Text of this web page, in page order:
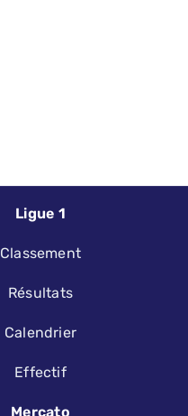
Ligue 1
Classement
Résultats
Calendrier
Effectif
Mercato